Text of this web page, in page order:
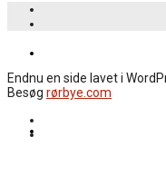
Endnu en side lavet i
Besøg rørbye.com